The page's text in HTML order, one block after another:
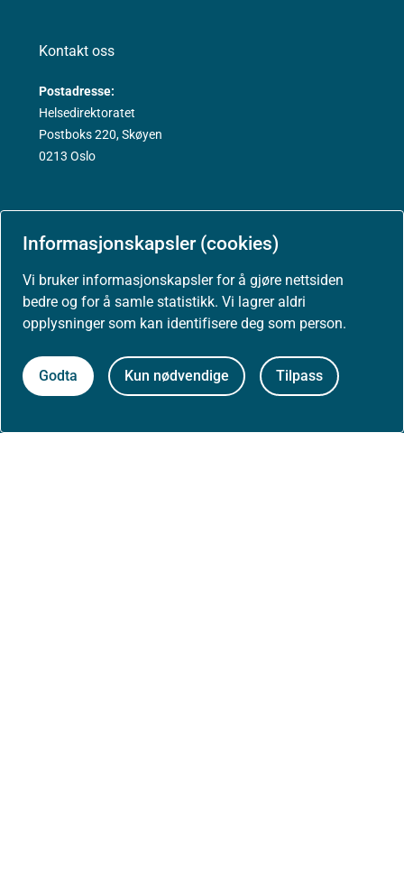
Informasjonskapsler (cookies)
Vi bruker informasjonskapsler for å gjøre nettsiden
bedre og for å samle statistikk. Vi lagrer aldri
opplysninger som kan identifisere deg som person.
Godta Kun nødvendige Tilpass
Kontakt oss
Postadresse:
Helsedirektoratet
Postboks 220, Skøyen
0213 Oslo
Nyheter
Arrangementer